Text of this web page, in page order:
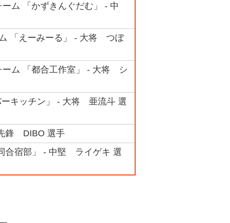
ム 「かずきんぐだむ」 - 中
「えーみーる」 - 大将 つぼ
ーム 「都合工作室」 - 大将 シ
ーキッチン」 - 大将 亜流斗 選
鋒 DIBO 選手
合宿部」 - 中堅 ライゲキ 選